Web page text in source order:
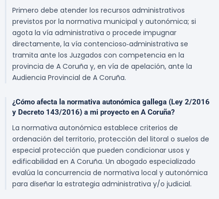
Primero debe atender los recursos administrativos
previstos por la normativa municipal y autonómica; si
agota la vía administrativa o procede impugnar
directamente, la vía contencioso‑administrativa se
tramita ante los Juzgados con competencia en la
provincia de A Coruña y, en vía de apelación, ante la
Audiencia Provincial de A Coruña.
¿Cómo afecta la normativa autonómica gallega (Ley 2/2016
y Decreto 143/2016) a mi proyecto en A Coruña?
La normativa autonómica establece criterios de
ordenación del territorio, protección del litoral o suelos de
especial protección que pueden condicionar usos y
edificabilidad en A Coruña. Un abogado especializado
evalúa la concurrencia de normativa local y autonómica
para diseñar la estrategia administrativa y/o judicial.